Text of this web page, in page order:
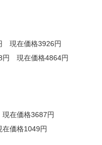
現在価格3926円
現在価格4864円
在価格3687円
価格1049円